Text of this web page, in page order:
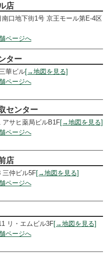
店
口地下街1号 京王モール第E-4区
ページへ
ター
華ビル[→地図を見る]
ページへ
センター
アサヒ薬局ビルB1F[→地図を見る]
ページへ
店
三仲ビル5F[→地図を見る]
ページへ
リ・エムビル3F[→地図を見る]
ページへ